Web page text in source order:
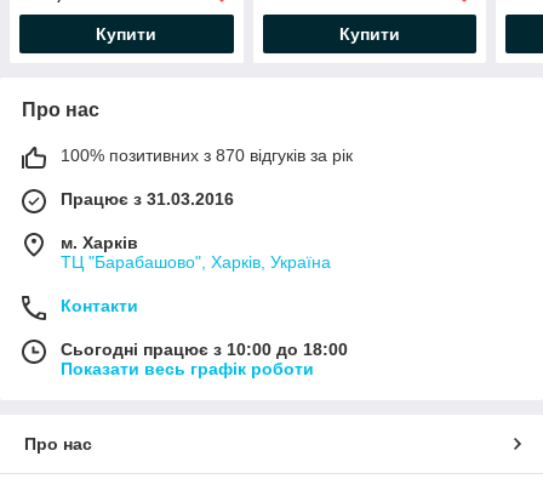
Купити Купити
Про нас
100% позитивних з 870 відгуків за рік
Працює з 31.03.2016
м. Харків
ТЦ "Барабашово", Харків, Україна
Контакти
Сьогодні працює з 10:00 до 18:00
Показати весь графік роботи
Про нас